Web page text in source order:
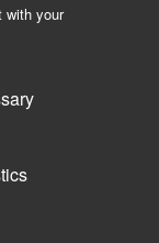
with your